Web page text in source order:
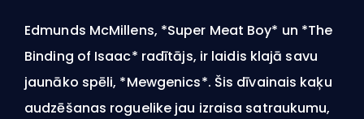
Edmunds McMillens, *Super Meat Boy* un *The
Binding of Isaac* radītājs, ir laidis klajā savu
jaunāko spēli, *Mewgenics*. Šis dīvainais kaķu
audzēšanas roguelike jau izraisa satraukumu,